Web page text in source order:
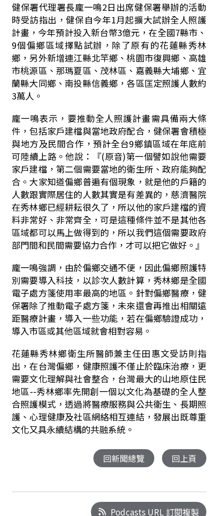
健保署代理署長龐一鳴2日出席健保署舉辦的活動
時受訪指出，健保自今年1月起擴大試辦全人照護
計畫，今年預計投入新台幣3億元，在全國7縣市、
9個偏鄉區域擇點試辦，除了原有的花蓮縣秀林
鄉，另外新增連江縣北竿鄉、桃園市復興鄉、高雄
市桃源區、那瑪夏區、茂林區、嘉義縣大埔鄉、宜
蘭縣大同鄉、南投縣信義鄉，各區匡定照護人數約
3萬人。
龐一鳴表示，要推動全人照護計畫需具備兩大條
件，包括家戶建檔與當地政府配合，健保署會積極
與地方及民間合作，預計全台9鄉鎮區域在年底前
可陸續上路。他說：『(原音)第一個譬如說他需要
家戶建檔，第二個需要當地的衛生所、政府能夠配
合。大家知道偏鄉普遍有個現象，就是他的戶籍的
人數跟實際居住的人數其實是有差異的，慈濟醫院
在秀林鄉已經耕耘很久了，所以他的家戶建檔的資
料非常好、非常齊全，可是這種條件並不是其他各
區域都可以馬上做得到的，所以我們這個需要政府
部門間和民間需要協力合作，才可以把它做好。』
龐一鳴強調，由於偏鄉交通不便，因此偏鄉照護特
別需要導入科技，以診次人數計算，秀林鄉是全國
電子處方箋使用率最高的地區。針對偏鄉醫療，健
保署除了推動電子處方箋，未來還會再推出相關遠
距醫療計畫，導入一些功能，若在偏鄉驗證成功，
導入市區或其他區域就會相對容易。
花蓮縣秀林鄉衛生所醫師兼主任田惠文受訪則指
出，在台灣偏鄉，健康照護不僅止於臨床治療，更
需要文化理解與社會整合，台灣最大的山地原住民
地區--秀林鄉率先開創一個以文化為基礎的全人整
合照護模式，透過將醫療服務與公共衛生、長期照
護、心理健康及社區網絡相互連結，發展出既尊重
文化又具永續結構的共融系統。
回新聞總覽 回上頁
Podcasts URL 訂閱複製